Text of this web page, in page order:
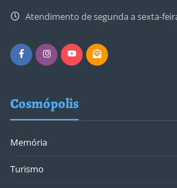
Atendimento de segunda a sexta-
Cosmópolis
Memória
Turismo